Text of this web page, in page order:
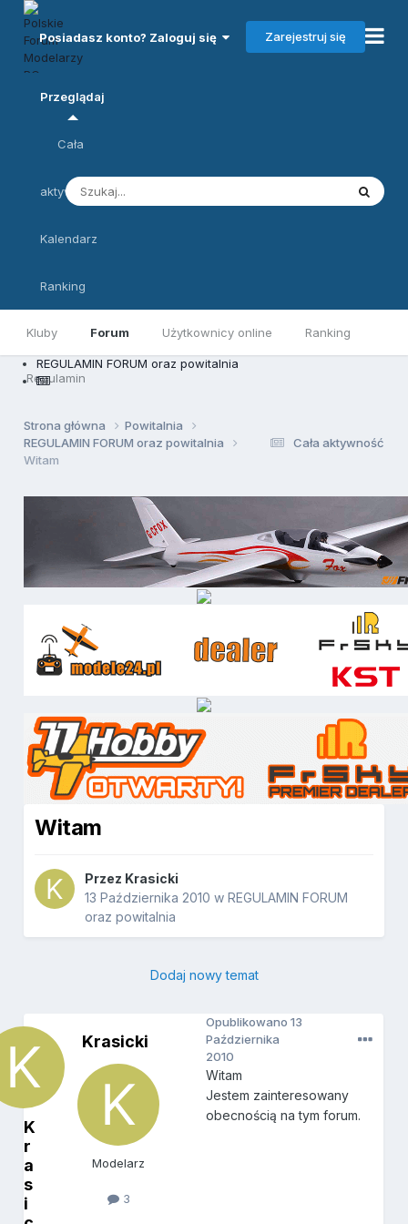
Posiadasz konto? Zaloguj się Zarejestruj się
Przeglądaj
Kluby Forum Użytkownicy online Ranking
Regulamin
Cała
aktywność
Kalendarz
Ranking
REGULAMIN FORUM oraz powitalnia
Cała aktywność
Strona główna
Powitalnia
REGULAMIN FORUM oraz powitalnia
Witam
Witam
Przez Krasicki
13 Października 2010 wREGULAMIN FORUM
oraz powitalnia
Dodaj nowy temat
K
r
a
s
i
Krasicki
Modelarz
3
Opublikowano13
Października
2010
Witam
Jestem zainteresowany
obecnością na tym forum.